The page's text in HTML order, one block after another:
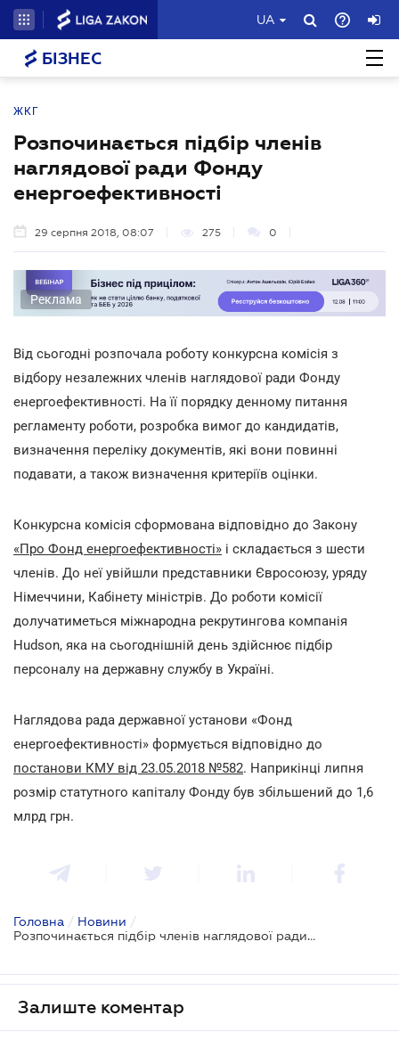
UA
БІЗНЕС
ЖКГ
Розпочинається підбір членів
наглядової ради Фонду
енергоефективності
29 серпня 2018, 08:07 275 0
Реклама
Від сьогодні розпочала роботу конкурсна комісія з
відбору незалежних членів наглядової ради Фонду
енергоефективності. На її порядку денному питання
регламенту роботи, розробка вимог до кандидатів,
визначення переліку документів, які вони повинні
подавати, а також визначення критеріїв оцінки.
Конкурсна комісія сформована відповідно до Закону
«Про Фонд енергоефективності» і складається з шести
членів. До неї увійшли представники Євросоюзу, уряду
Німеччини, Кабінету міністрів. До роботи комісії
долучатиметься міжнародна рекрутингова компанія
Hudson, яка на сьогоднішній день здійснює підбір
персоналу на державну службу в Україні.
Наглядова рада державної установи «Фонд
енергоефективності» формується відповідно до
постанови КМУ від 23.05.2018 №582. Наприкінці липня
розмір статутного капіталу Фонду був збільшений до 1,6
млрд грн.
Головна / Новини /
Розпочинається підбір членів наглядової ради Фонду енергоефективності
Залиште коментар